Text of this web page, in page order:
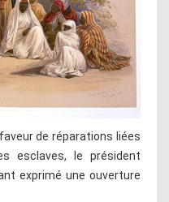
de réparations liées
esclaves, le président
exprimé une ouverture